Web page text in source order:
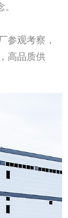
参观考察，
高品质供